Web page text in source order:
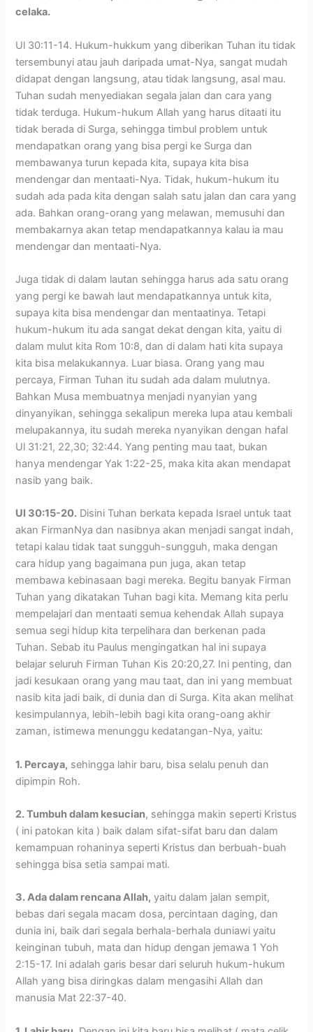
celaka.
Ul 30:11-14. Hukum-hukkum yang diberikan Tuhan itu tidak
tersembunyi atau jauh daripada umat-Nya, sangat mudah
didapat dengan langsung, atau tidak langsung, asal mau.
Tuhan sudah menyediakan segala jalan dan cara yang
tidak terduga. Hukum-hukum Allah yang harus ditaati itu
tidak berada di Surga, sehingga timbul problem untuk
mendapatkan orang yang bisa pergi ke Surga dan
membawanya turun kepada kita, supaya kita bisa
mendengar dan mentaati-Nya. Tidak, hukum-hukum itu
sudah ada pada kita dengan salah satu jalan dan cara yang
ada. Bahkan orang-orang yang melawan, memusuhi dan
membakarnya akan tetap mendapatkannya kalau ia mau
mendengar dan mentaati-Nya.
Juga tidak di dalam lautan sehingga harus ada satu orang
yang pergi ke bawah laut mendapatkannya untuk kita,
supaya kita bisa mendengar dan mentaatinya. Tetapi
hukum-hukum itu ada sangat dekat dengan kita, yaitu di
dalam mulut kita Rom 10:8, dan di dalam hati kita supaya
kita bisa melakukannya. Luar biasa. Orang yang mau
percaya, Firman Tuhan itu sudah ada dalam mulutnya.
Bahkan Musa membuatnya menjadi nyanyian yang
dinyanyikan, sehingga sekalipun mereka lupa atau kembali
melupakannya, itu sudah mereka nyanyikan dengan hafal
Ul 31:21, 22,30; 32:44. Yang penting mau taat, bukan
hanya mendengar Yak 1:22-25, maka kita akan mendapat
nasib yang baik.
Ul 30:15-20. Disini Tuhan berkata kepada Israel untuk taat
akan FirmanNya dan nasibnya akan menjadi sangat indah,
tetapi kalau tidak taat sungguh-sungguh, maka dengan
cara hidup yang bagaimana pun juga, akan tetap
membawa kebinasaan bagi mereka. Begitu banyak Firman
Tuhan yang dikatakan Tuhan bagi kita. Memang kita perlu
mempelajari dan mentaati semua kehendak Allah supaya
semua segi hidup kita terpelihara dan berkenan pada
Tuhan. Sebab itu Paulus mengingatkan hal ini supaya
belajar seluruh Firman Tuhan Kis 20:20,27. Ini penting, dan
jadi kesukaan orang yang mau taat, dan ini yang membuat
nasib kita jadi baik, di dunia dan di Surga. Kita akan melihat
kesimpulannya, lebih-lebih bagi kita orang-oang akhir
zaman, istimewa menunggu kedatangan-Nya, yaitu:
1. Percaya, sehingga lahir baru, bisa selalu penuh dan
dipimpin Roh.
2. Tumbuh dalam kesucian, sehingga makin seperti Kristus
( ini patokan kita ) baik dalam sifat-sifat baru dan dalam
kemampuan rohaninya seperti Kristus dan berbuah-buah
sehingga bisa setia sampai mati.
3. Ada dalam rencana Allah, yaitu dalam jalan sempit,
bebas dari segala macam dosa, percintaan daging, dan
dunia ini, baik dari segala berhala-berhala duniawi yaitu
keinginan tubuh, mata dan hidup dengan jemawa 1 Yoh
2:15-17. Ini adalah garis besar dari seluruh hukum-hukum
Allah yang bisa diringkas dalam mengasihi Allah dan
manusia Mat 22:37-40.